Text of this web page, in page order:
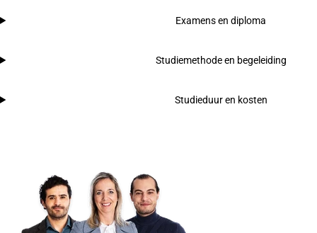
Examens en diploma
Studiemethode en begeleiding
Studieduur en kosten